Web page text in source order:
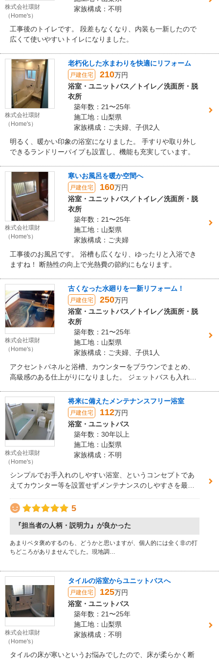
株式会社環財
（Home's）
家族構成：不明
工事後のトイレです。 段差もなくなり、内装も一新したので
広くて使いやすいトイレになりました。
株式会社環財
（Home's）
老朽化した水まわりを快適にリフォーム
戸建住宅 210万円
浴室・ユニットバス／トイレ／洗面所・脱
衣所
築年数：21〜25年
施工地：山梨県
家族構成：ご夫婦、子供2人
明るく、暖かい印象の浴室になりました。 手すりや取り外し
できるランドリーパイプも設置し、機能も充実しています。
株式会社環財
（Home's）
寒いお風呂を暖か空間へ
戸建住宅 160万円
浴室・ユニットバス／トイレ／洗面所・脱
衣所
築年数：21〜25年
施工地：山梨県
家族構成：ご夫婦
工事後のお風呂です。 浴槽も広くなり、ゆったりと入浴でき
ますね！ 断熱性の向上で光熱費の節約にもなります。
株式会社環財
（Home's）
古くなった水廻りを一新リフォーム！
戸建住宅 250万円
浴室・ユニットバス／トイレ／洗面所・脱
衣所
築年数：21〜25年
施工地：山梨県
家族構成：ご夫婦、子供1人
アクセントパネルと浴槽、カウンターをブラウンでまとめ、
高級感のある仕上がりになりました。 ジェットバスも入れ、
株式会社環財
（Home's）
将来に備えたメンテナンスフリー浴室
戸建住宅 112万円
浴室・ユニットバス
築年数：30年以上
施工地：山梨県
家族構成：不明
シンプルでお手入れのしやすい浴室、というコンセプトであ
えてカウンター等を設置せずメンテナンスのしやすさを最優
5
『担当者の人柄・説明力』が良かった
あまりベタ褒めするのも、どうかと思いますが、個人的には全く非の打
ちどころがありませんでした。現地調…
株式会社環財
（Home's）
タイルの浴室からユニットバスへ
戸建住宅 125万円
浴室・ユニットバス
築年数：21〜25年
施工地：山梨県
家族構成：不明
タイルの床が寒いというお悩みでしたので、床が柔らかく断